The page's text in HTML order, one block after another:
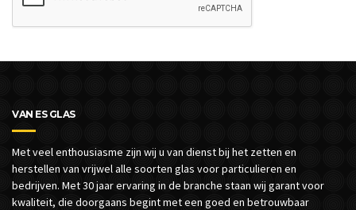
VAN ES GLAS
Met veel enthousiasme zijn wij u van dienst bij het zetten en
herstellen van vrijwel alle soorten glas voor particulieren en
bedrijven. Met 30 jaar ervaring in de branche staan wij garant voor
kwaliteit, die doorgaans begint met een goed en betrouwbaar